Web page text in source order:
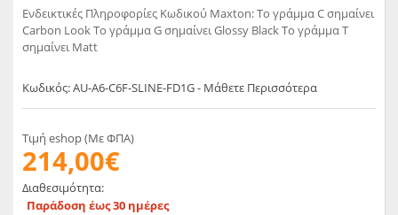
Ενδεικτικές Πληροφορίες Κωδικού Maxton: Το γράμμα C σημαίνει
Carbon Look Το γράμμα G σημαίνει Glossy Black Το γράμμα T
σημαίνει Matt
Κωδικός: AU-A6-C6F-SLINE-FD1G - Μάθετε Περισσότερα
Τιμή eshop (Με ΦΠΑ)
214,00€
Διαθεσιμότητα:
Παράδοση έως 30 ημέρες